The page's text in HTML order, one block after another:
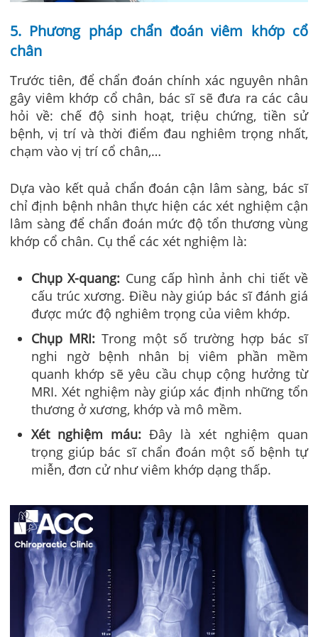
5. Phương pháp chẩn đoán viêm khớp cổ
chân
Trước tiên, để chẩn đoán chính xác nguyên nhân
gây viêm khớp cổ chân, bác sĩ sẽ đưa ra các câu
hỏi về: chế độ sinh hoạt, triệu chứng, tiền sử
bệnh, vị trí và thời điểm đau nghiêm trọng nhất,
chạm vào vị trí cổ chân,…
Dựa vào kết quả chẩn đoán cận lâm sàng, bác sĩ
chỉ định bệnh nhân thực hiện các xét nghiệm cận
lâm sàng để chẩn đoán mức độ tổn thương vùng
khớp cổ chân. Cụ thể các xét nghiệm là:
Chụp X-quang: Cung cấp hình ảnh chi tiết về
cấu trúc xương. Điều này giúp bác sĩ đánh giá
được mức độ nghiêm trọng của viêm khớp.
Chụp MRI: Trong một số trường hợp bác sĩ
nghi ngờ bệnh nhân bị viêm phần mềm
quanh khớp sẽ yêu cầu chụp cộng hưởng từ
MRI. Xét nghiệm này giúp xác định những tổn
thương ở xương, khớp và mô mềm.
Xét nghiệm máu:Đây là xét nghiệm quan
trọng giúp bác sĩ chẩn đoán một số bệnh tự
miễn, đơn cử như viêm khớp dạng thấp.